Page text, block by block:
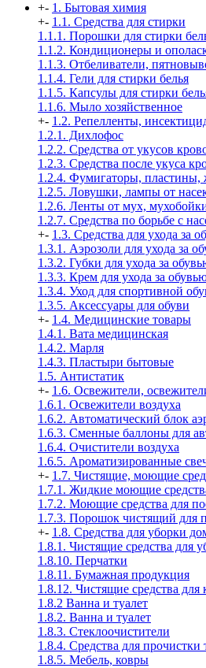
+- 1. Бытовая химия
+- 1.1. Средства для стирки
1.1.1. Порошки для стирки
1.1.2. Кондиционеры и
1.1.3. Отбеливатели,
1.1.4. Гели для стирки белья
1.1.5. Капсулы для стирки
1.1.6. Мыло хозяйственное
+- 1.2. Репелленты,
1.2.1. Дихлофос
1.2.2. Средства от укусов
1.2.3. Средства после укуса
1.2.4. Фумигаторы, пластины,
1.2.5. Ловушки, лампы от
1.2.6. Ленты от мух,
1.2.7. Средства по борьбе с
+- 1.3. Средства для ухода за
1.3.1. Аэрозоли для ухода за
1.3.2. Губки для ухода за
1.3.3. Крем для ухода за
1.3.4. Уход для спортивной
1.3.5. Аксессуары для обуви
+- 1.4. Медицинские товары
1.4.1. Вата медицинская
1.4.2. Марля
1.4.3. Пластыри бытовые
1.5. Антистатик
+- 1.6. Освежители,
1.6.1. Освежители воздуха
1.6.2. Автоматический блок
1.6.3. Сменные баллоны для
1.6.4. Очистители воздуха
1.6.5. Ароматизированные
+- 1.7. Чистящие, моющие
1.7.1. Жидкие моющие
1.7.2. Моющие средства для
1.7.3. Порошок чистящий для
+- 1.8. Средства для уборки
1.8.1. Чистящие средства для
1.8.10. Перчатки
1.8.11. Бумажная продукция
1.8.12. Чистящие средства
1.8.2 Ванна и туалет
1.8.2. Ванна и туалет
1.8.3. Стеклоочистители
1.8.4. Средства для прочистки
1.8.5. Мебель, ковры